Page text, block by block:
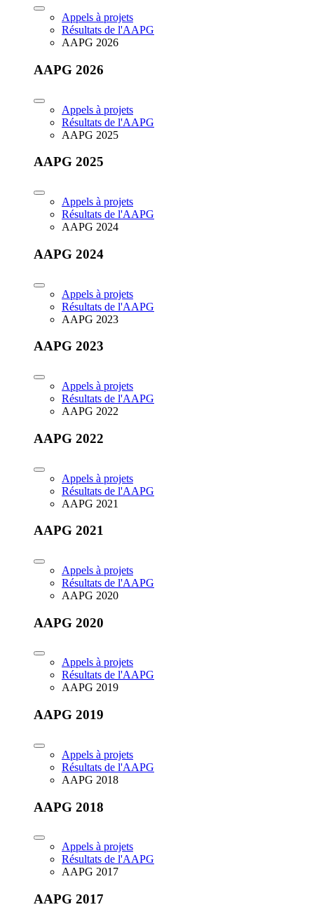
Appels à projets
Résultats de l'AAPG
AAPG 2026
AAPG 2026
Appels à projets
Résultats de l'AAPG
AAPG 2025
AAPG 2025
Appels à projets
Résultats de l'AAPG
AAPG 2024
AAPG 2024
Appels à projets
Résultats de l'AAPG
AAPG 2023
AAPG 2023
Appels à projets
Résultats de l'AAPG
AAPG 2022
AAPG 2022
Appels à projets
Résultats de l'AAPG
AAPG 2021
AAPG 2021
Appels à projets
Résultats de l'AAPG
AAPG 2020
AAPG 2020
Appels à projets
Résultats de l'AAPG
AAPG 2019
AAPG 2019
Appels à projets
Résultats de l'AAPG
AAPG 2018
AAPG 2018
Appels à projets
Résultats de l'AAPG
AAPG 2017
AAPG 2017